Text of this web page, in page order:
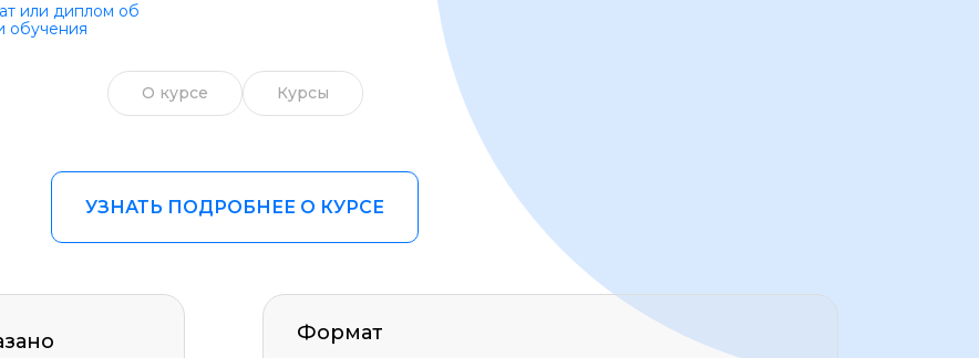
Саморазвитие
Рукоделие
или диплом об
обучения
О курсе Курсы
УЗНАТЬ ПОДРОБНЕЕ О КУРСЕ
Формат